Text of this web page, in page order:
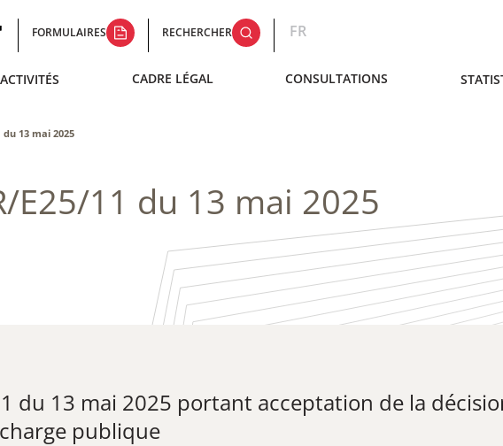
FORMULAIRES RECHERCHER FR
CADRE LÉGAL CONSULTATIONS
du 13 mai 2025
E25/11 du 13 mai 2025
du 13 mai 2025 portant acceptation de la
publique